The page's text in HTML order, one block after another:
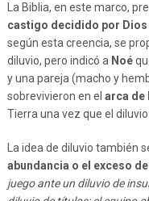
La Biblia, en este marco,
castigo decidido por Dios
según esta creencia, se
diluvio, pero indicó a Noé
y una pareja (macho y
sobrevivieron en el arca de
Tierra una vez que el diluvio
La idea de diluvio también
abundancia o el exceso
juego ante un diluvio de